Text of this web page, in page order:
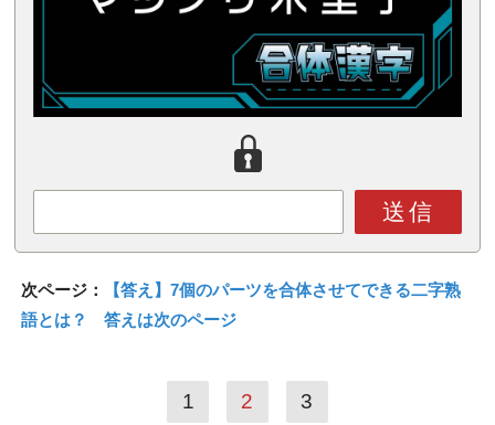
送信
次ページ：
【答え】7個のパーツを合体させてできる二字熟
語とは？ 答えは次のページ
1 2 3